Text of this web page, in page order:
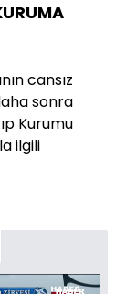
cansız
sonra
Kurumu
ilgili